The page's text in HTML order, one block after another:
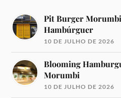
Pit Burger
Hambúrguer
10 DE JULHO DE 2026
Blooming
Morumbi
10 DE JULHO DE 2026